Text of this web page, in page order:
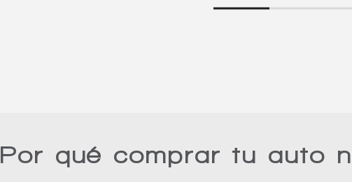
Por qué comprar tu auto